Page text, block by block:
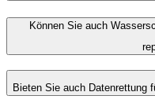
Können Sie auch
Bieten Sie auch Datenrettung